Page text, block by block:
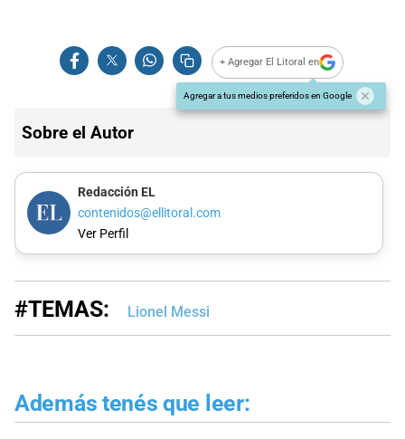
+ Agregar El Litoral en
Agregar a tus medios preferidos en Google
Sobre el Autor
Redacción EL
contenidos@ellitoral.com
Ver Perfil
#TEMAS: Lionel Messi
Además tenés que leer: